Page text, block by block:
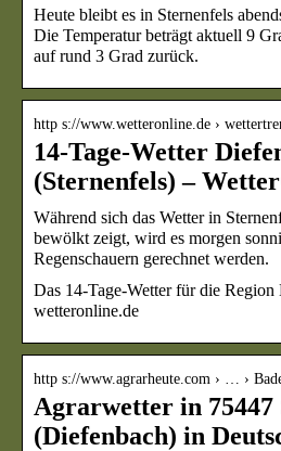
Heute bleibt es in Sternenfels
Die Temperatur beträgt aktuell 9
auf rund 3 Grad zurück.
http s://www.wetteronline.de ›
14-Tage-Wetter
(Sternenfels) –
Während sich das Wetter in
bewölkt zeigt, wird es morgen
Regenschauern gerechnet werden.
Das 14-Tage-Wetter für die Region
wetteronline.de
http s://www.agrarheute.com › … ›
Agrarwetter in 75447
(Diefenbach) in